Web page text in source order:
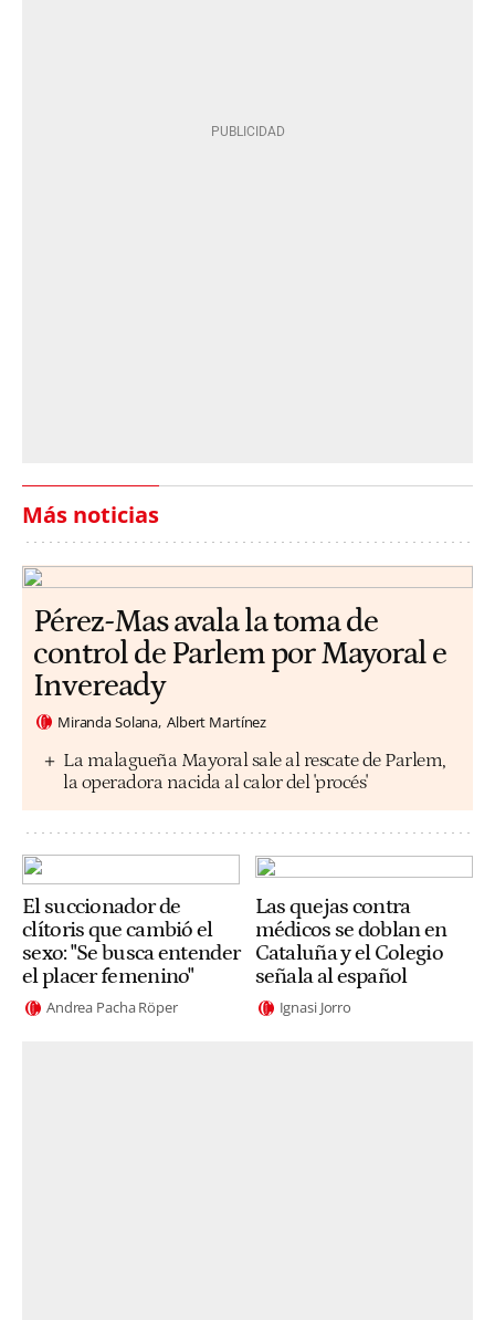
Más noticias
Pérez-Mas avala la toma de
control de Parlem por Mayoral e
Inveready
Miranda Solana Albert Martínez
La malagueña Mayoral sale al rescate de Parlem,
la operadora nacida al calor del 'procés'
El succionador de
clítoris que cambió el
sexo: "Se busca entender
el placer femenino"
Andrea Pacha Röper
Las quejas contra
médicos se doblan en
Cataluña y el Colegio
señala al español
Ignasi Jorro